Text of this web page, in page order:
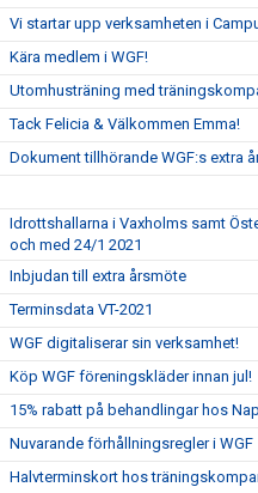
Vi startar upp verksamheten i
Kära medlem i WGF!
Utomhusträning med
Tack Felicia & Välkommen Emma!
Dokument tillhörande WGF:s extra
Idrottshallarna i Vaxholms samt
och med 24/1 2021
Inbjudan till extra årsmöte
Terminsdata VT-2021
WGF digitaliserar sin verksamhet!
Köp WGF föreningskläder innan jul!
15% rabatt på behandlingar hos
Nuvarande förhållningsregler i WGF
Halvterminskort hos